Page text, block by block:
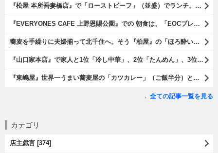
『松屋 本所吾妻橋店』で「ローストビーフ」（並盛）でランチ。「ローストビーフ」は2つのソースが掛かっている。オリジナルソースとレフォールソースだ。 はたしていかなるものなのかと期待しながら待てば、それは確りとうまかったのだよ（笑）。（松屋 本所吾妻橋店：墨田区吾妻橋三）
『EVERYONES CAFE 上野恩賜公園』での 朝食は、「EOCブレックファーストプレート」とセットで「アイスカフェラテ」をもらい、それから家人が「東京たまごを使ったパンケーキ キャラメルナッツ（2枚）」を頼んでみた。どれもがハイカラにうまいのだよ（笑）。（EVERYONES CAFE 上野恩賜公園：上野公園）
蕎麦を手繰りに夫婦揃って北千住へ。そう『柏屋』の「ほろ酔いセット」で一杯やったのだよ。ここは二駅離れた場所だけど、あたしの『街的』のようにくつろげる処だ。勿論、うまかったのだよ（笑）。（きそば 柏屋：足立区千住）
『山口家本店』で家人と1位「冷し中華」、2位「たんめん」、3位「かき氷」の順番通りのオーダーでランチ。なんの変哲もないものがうまいのは、当たり前だのクラッカーなのだと云爾（笑）。（山口家本店：千束通り商店街：浅草五丁目）
『東嶋屋』世界一うまい蕎麦屋の「カツカレー」（ご飯半分）と「おしんこ盛り合わせ」と「ビ―ル」でランチ。もう、ほんとうまいのだから、みんな食べてみてね、と云爾（笑）。（東嶋屋：竜泉一丁目）
全ての記事一覧を見る
カテゴリ
店主戯言 [374]